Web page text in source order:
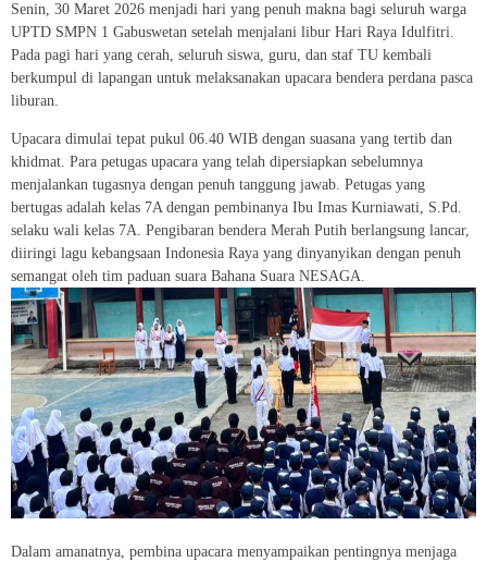
Senin, 30 Maret 2026 menjadi hari yang penuh makna bagi seluruh warga
UPTD SMPN 1 Gabuswetan setelah menjalani libur Hari Raya Idulfitri.
Pada pagi hari yang cerah, seluruh siswa, guru, dan staf TU kembali
berkumpul di lapangan untuk melaksanakan upacara bendera perdana pasca
liburan.
Upacara dimulai tepat pukul 06.40 WIB dengan suasana yang tertib dan
khidmat. Para petugas upacara yang telah dipersiapkan sebelumnya
menjalankan tugasnya dengan penuh tanggung jawab. Petugas yang
bertugas adalah kelas 7A dengan pembinanya Ibu Imas Kurniawati, S.Pd.
selaku wali kelas 7A. Pengibaran bendera Merah Putih berlangsung lancar,
diiringi lagu kebangsaan Indonesia Raya yang dinyanyikan dengan penuh
semangat oleh tim paduan suara Bahana Suara NESAGA.
Dalam amanatnya, pembina upacara menyampaikan pentingnya menjaga